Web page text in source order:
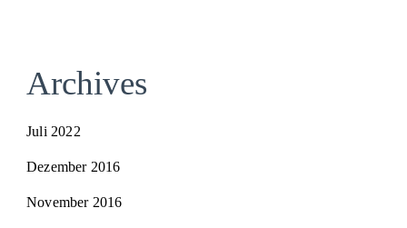
Archives
Juli 2022
Dezember 2016
November 2016